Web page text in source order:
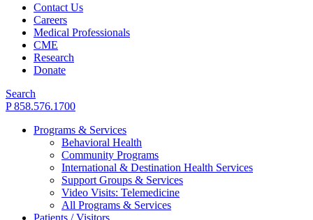
Contact Us
Careers
Medical Professionals
CME
Research
Donate
Search
P 858.576.1700
Programs & Services
Behavioral Health
Community Programs
International & Destination Health Services
Support Groups & Services
Video Visits: Telemedicine
All Programs & Services
Patients / Visitors